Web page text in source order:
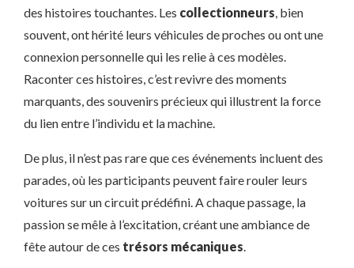
des histoires touchantes. Les collectionneurs, bien
souvent, ont hérité leurs véhicules de proches ou ont une
connexion personnelle qui les relie à ces modèles.
Raconter ces histoires, c’est revivre des moments
marquants, des souvenirs précieux qui illustrent la force
du lien entre l’individu et la machine.
De plus, il n’est pas rare que ces événements incluent des
parades, où les participants peuvent faire rouler leurs
voitures sur un circuit prédéfini. A chaque passage, la
passion se mêle à l’excitation, créant une ambiance de
fête autour de ces trésors mécaniques.